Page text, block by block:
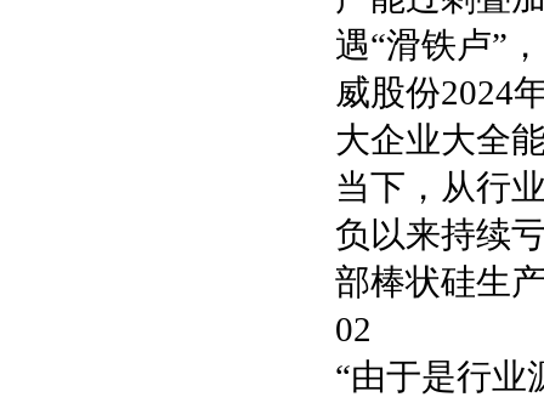
遇“滑铁卢”
威股份2024
大企业大全
当下，从行
负以来持续
部棒状硅生
02
“由于是行业